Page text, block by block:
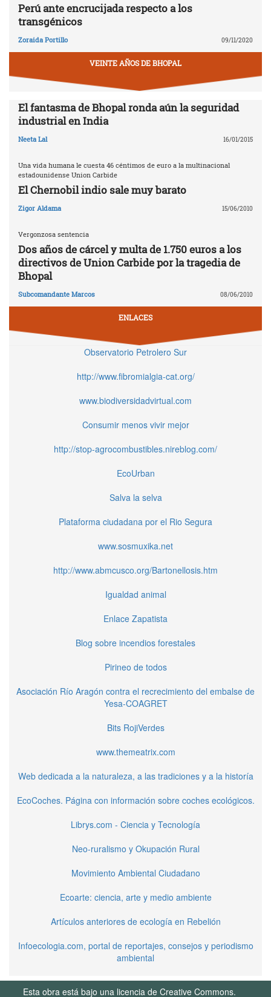
Perú ante encrucijada respecto a los
transgénicos
Zoraida Portillo 09/11/2020
VEINTE AÑOS DE BHOPAL
El fantasma de Bhopal ronda aún la seguridad
industrial en India
Neeta Lal 16/01/2015
Una vida humana le cuesta 46 céntimos de euro a la multinacional
estadounidense Union Carbide
El Chernobil indio sale muy barato
Zigor Aldama 15/06/2010
Vergonzosa sentencia
Dos años de cárcel y multa de 1.750 euros a los
directivos de Union Carbide por la tragedia de
Bhopal
Subcomandante Marcos 08/06/2010
ENLACES
Observatorio Petrolero Sur
http://www.fibromialgia-cat.org/
www.biodiversidadvirtual.com
Consumir menos vivir mejor
http://stop-agrocombustibles.nireblog.com/
EcoUrban
Salva la selva
Plataforma ciudadana por el Rio Segura
www.sosmuxika.net
http://www.abmcusco.org/Bartonellosis.htm
Igualdad animal
Enlace Zapatista
Blog sobre incendios forestales
Pirineo de todos
Asociación Río Aragón contra el recrecimiento del embalse de
Yesa-COAGRET
Bits RojiVerdes
www.themeatrix.com
Web dedicada a la naturaleza, a las tradiciones y a la historía
EcoCoches. Página con información sobre coches ecológicos.
Librys.com - Ciencia y Tecnología
Neo-ruralismo y Okupación Rural
Movimiento Ambiental Ciudadano
Ecoarte: ciencia, arte y medio ambiente
Artículos anteriores de ecología en Rebelión
Infoecologia.com, portal de reportajes, consejos y periodismo
ambiental
Esta obra está bajo una licencia de Creative Commons.